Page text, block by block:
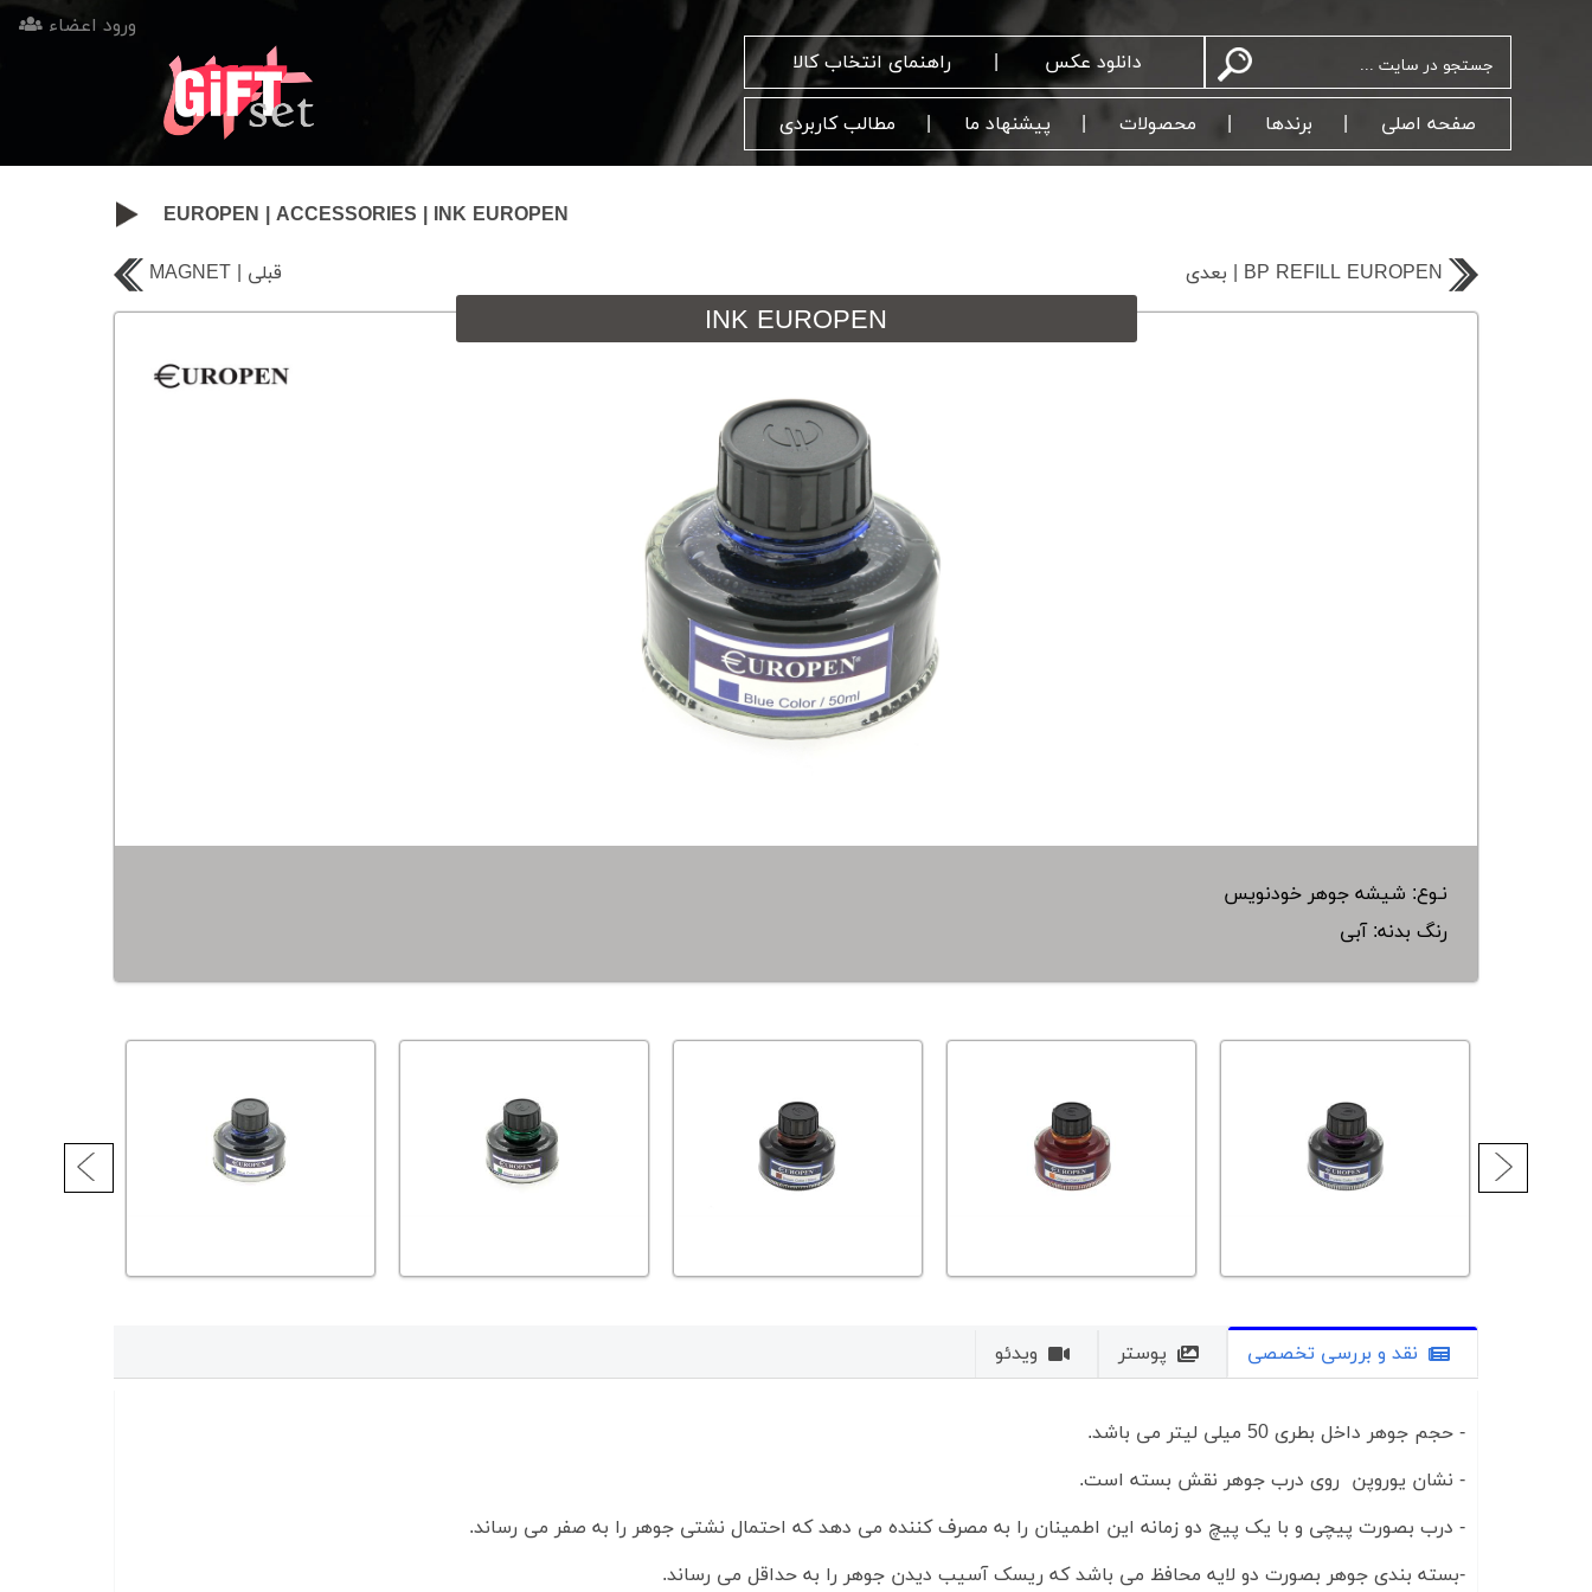
ورود اعضاء
راهنمای انتخاب کالا
دانلود عکس
مطالب کاربردی پیشنهاد ما محصولات برندها صفحه اصلی
EUROPEN ACCESSORIES INK EUROPEN
MAGNET | قبلی بعدی | BP REFILL EUROPEN
INK EUROPEN
نـوع: شیشه جوهر خودنویس
رنگ بدنه: آبی
نقد و بررسی تخصصی پوستر ویدئو
- حجم جوهر داخل بطری 50 میلی لیتر می باشد.
- نشان یوروپن روی درب جوهر نقش بسته است.
- درب بصورت پیچی و با یک پیچ دو زمانه این اطمینان را به مصرف کننده می دهد که احتمال نشتی جوهر را به صفر می رساند.
-بسته بندی جوهر بصورت دو لایه محافظ می باشد که ریسک آسیب دیدن جوهر را به حداقل می رساند.